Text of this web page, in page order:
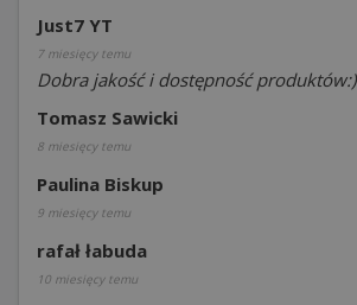
Just7 YT
7 miesięcy temu
Dobra jakość i dostępność produktów:)
Tomasz Sawicki
8 miesięcy temu
Paulina Biskup
9 miesięcy temu
rafał łabuda
10 miesięcy temu